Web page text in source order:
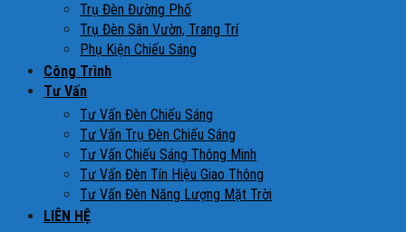
Trụ Đèn Đường Phố
Trụ Đèn Sân Vườn, Trang Trí
Phụ Kiện Chiếu Sáng
Công Trình
Tư Vấn
Tư Vấn Đèn Chiếu Sáng
Tư Vấn Trụ Đèn Chiếu Sáng
Tư Vấn Chiếu Sáng Thông Minh
Tư Vấn Đèn Tín Hiệu Giao Thông
Tư Vấn Đèn Năng Lượng Mặt Trời
LIÊN HỆ